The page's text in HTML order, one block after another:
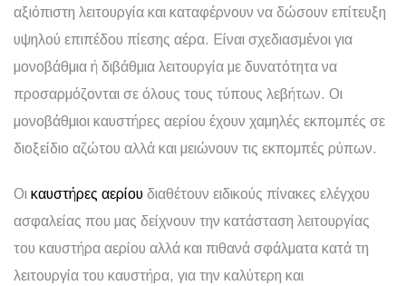
αξιόπιστη λειτουργία και καταφέρνουν να δώσουν επίτευξη
υψηλού επιπέδου πίεσης αέρα. Είναι σχεδιασμένοι για
μονοβάθμια ή διβάθμια λειτουργία με δυνατότητα να
προσαρμόζονται σε όλους τους τύπους λεβήτων. Οι
μονοβάθμιοι καυστήρες αερίου έχουν χαμηλές εκπομπές σε
διοξείδιο αζώτου αλλά και μειώνουν τις εκπομπές ρύπων.
Οι καυστήρες αερίου διαθέτουν ειδικούς πίνακες ελέγχου
ασφαλείας που μας δείχνουν την κατάσταση λειτουργίας
του καυστήρα αερίου αλλά και πιθανά σφάλματα κατά τη
λειτουργία του καυστήρα, για την καλύτερη και